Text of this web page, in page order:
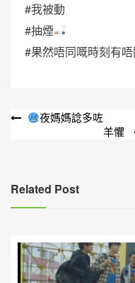
#我被動
#抽煙
#果然唔同嘅時刻有
文
覽
夜媽媽諗多咗
羊懼
Related Post